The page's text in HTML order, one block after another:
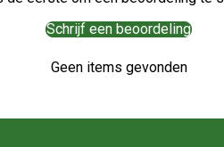
Schrijf een beoordeling
Geen items gevonden